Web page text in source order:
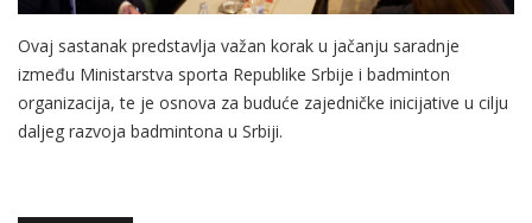
Ovaj sastanak predstavlja važan korak u jačanju saradnje
između Ministarstva sporta Republike Srbije i badminton
organizacija, te je osnova za buduće zajedničke inicijative u cilju
daljeg razvoja badmintona u Srbiji.